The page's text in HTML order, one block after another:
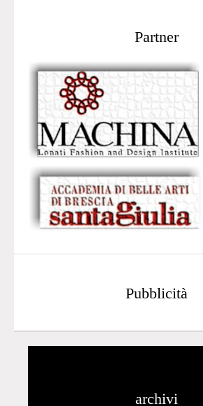
Partner
Pubblicità
archivi